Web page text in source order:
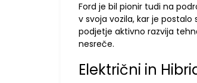
Ford je bil pionir tudi na
v svoja vozila, kar je
podjetje aktivno razvija
nesreče.
Električni in